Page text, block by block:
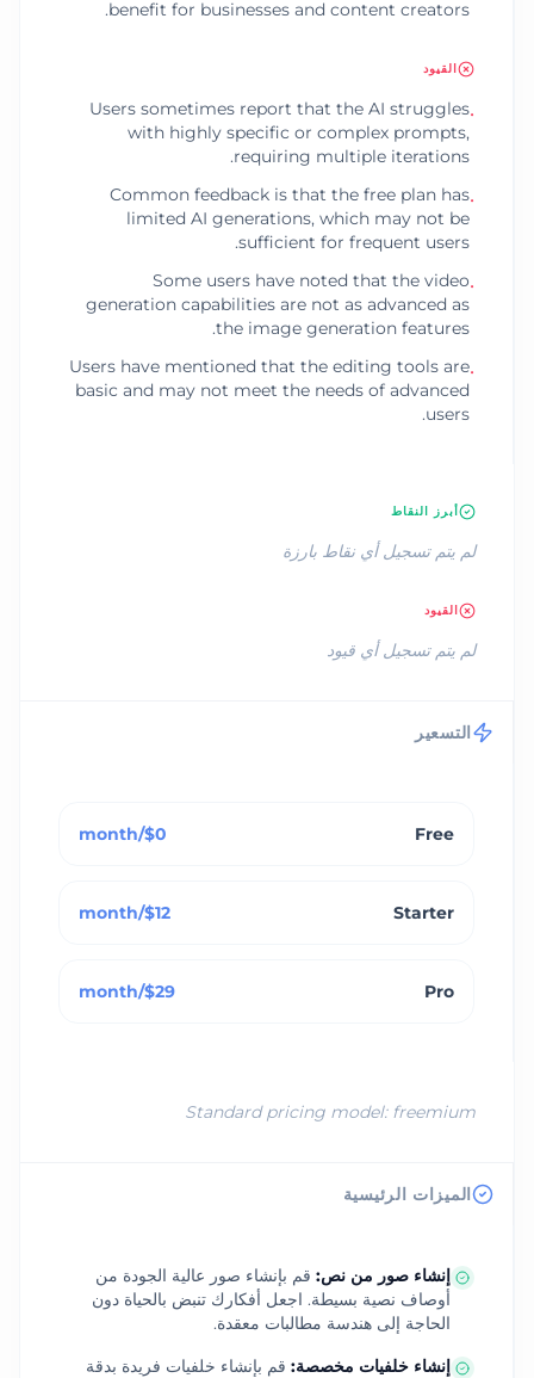
benefit for businesses and content creators.
القيود
•
Users sometimes report that the AI struggles
with highly specific or complex prompts,
requiring multiple iterations.
•
Common feedback is that the free plan has
limited AI generations, which may not be
sufficient for frequent users.
•
Some users have noted that the video
generation capabilities are not as advanced as
the image generation features.
•
Users have mentioned that the editing tools are
basic and may not meet the needs of advanced
users.
أبرز النقاط
لم يتم تسجيل أي نقاط بارزة
القيود
لم يتم تسجيل أي قيود
التسعير
Free
$0/month
Starter
$12/month
Pro
$29/month
Standard pricing model: freemium
الميزات الرئيسية
إنشاء صور من نص: قم بإنشاء صور عالية الجودة من
أوصاف نصية بسيطة. اجعل أفكارك تنبض بالحياة دون
الحاجة إلى هندسة مطالبات معقدة.
إنشاء خلفيات مخصصة: قم بإنشاء خلفيات فريدة بدقة